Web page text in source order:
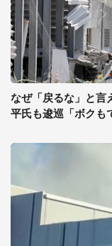
なぜ「戻るな」と言
平氏も逡巡「ボクも